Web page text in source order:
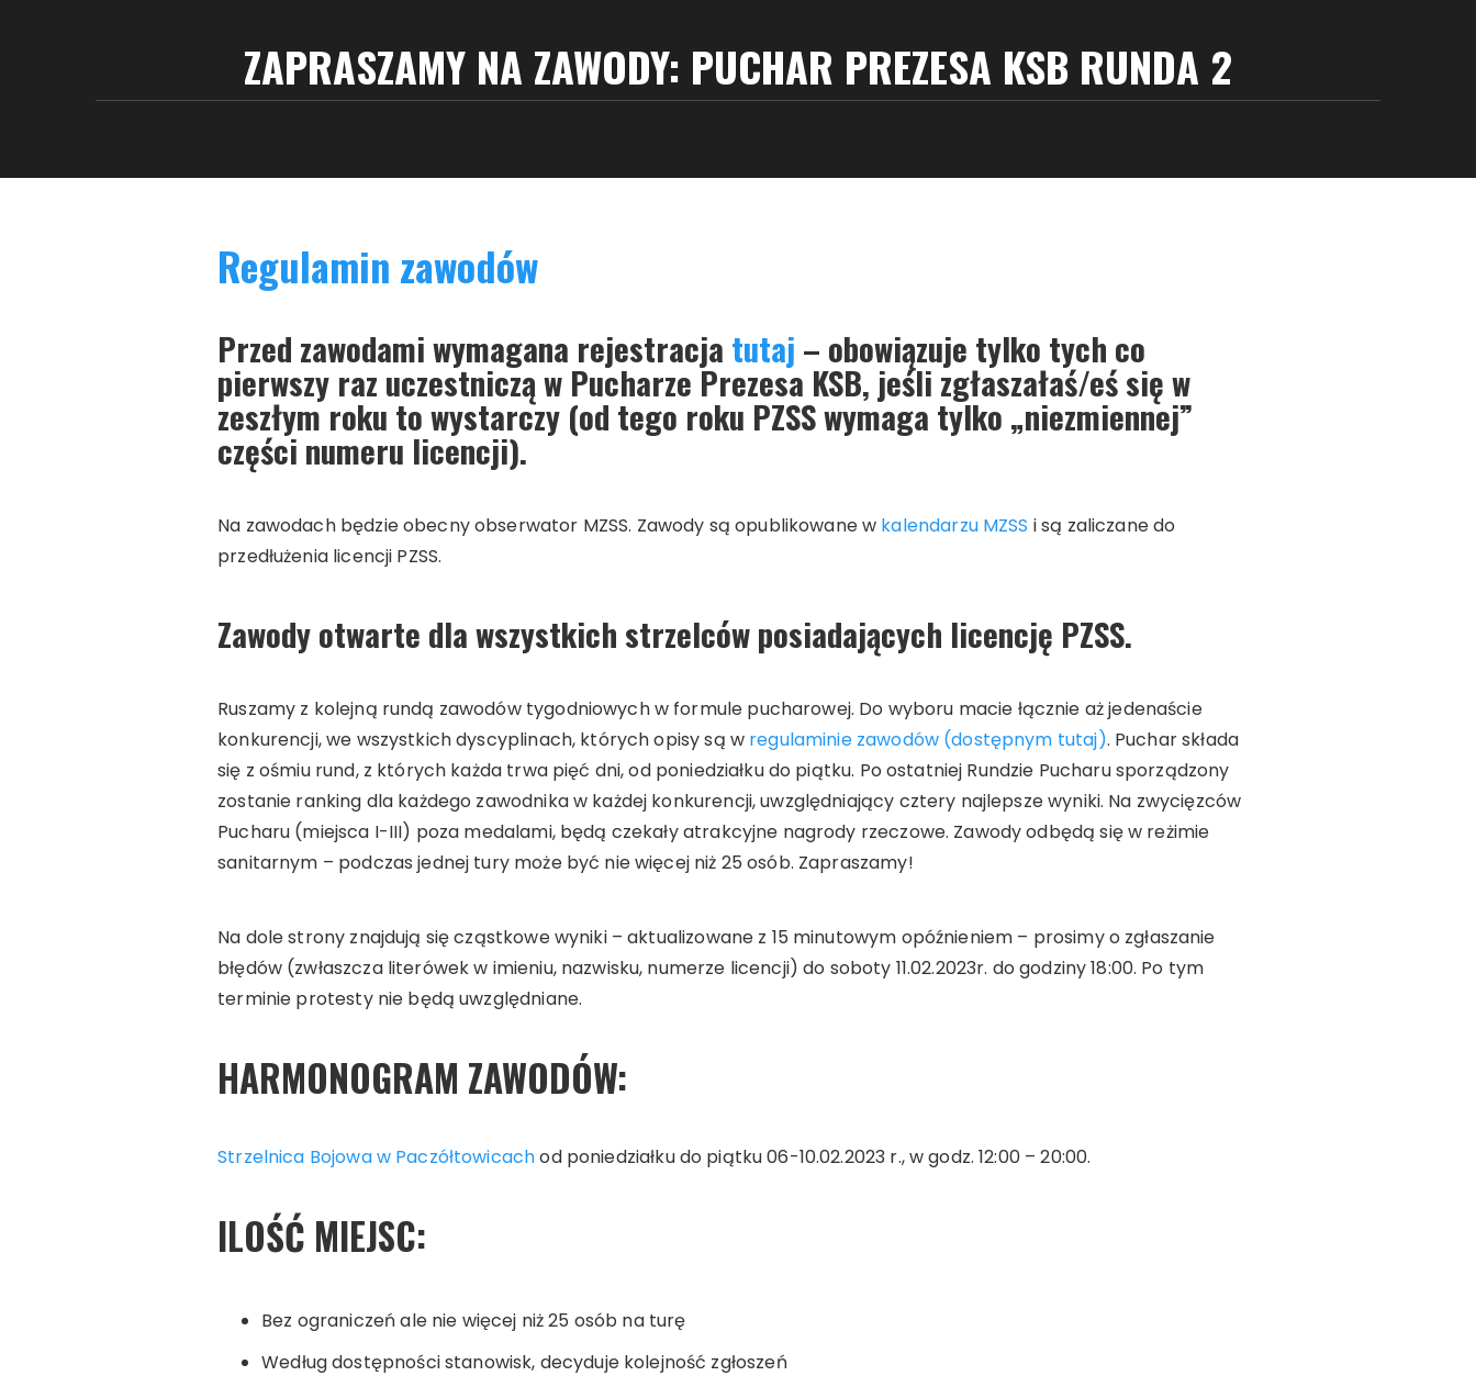
ZAPRASZAMY NA ZAWODY: PUCHAR PREZESA KSB RUNDA 2
Regulamin zawodów
Przed zawodami wymagana rejestracja tutaj – obowiązuje tylko tych co
pierwszy raz uczestniczą w Pucharze Prezesa KSB, jeśli zgłaszałaś/eś się w
zeszłym roku to wystarczy (od tego roku PZSS wymaga tylko „niezmiennej”
części numeru licencji).
Na zawodach będzie obecny obserwator MZSS. Zawody są opublikowane w kalendarzu MZSS i są zaliczane do
przedłużenia licencji PZSS.
Zawody otwarte dla wszystkich strzelców posiadających licencję PZSS.
Ruszamy z kolejną rundą zawodów tygodniowych w formule pucharowej. Do wyboru macie łącznie aż jedenaście
konkurencji, we wszystkich dyscyplinach, których opisy są w regulaminie zawodów (dostępnym tutaj). Puchar składa
się z ośmiu rund, z których każda trwa pięć dni, od poniedziałku do piątku. Po ostatniej Rundzie Pucharu sporządzony
zostanie ranking dla każdego zawodnika w każdej konkurencji, uwzględniający cztery najlepsze wyniki. Na zwycięzców
Pucharu (miejsca I-III) poza medalami, będą czekały atrakcyjne nagrody rzeczowe. Zawody odbędą się w reżimie
sanitarnym – podczas jednej tury może być nie więcej niż 25 osób. Zapraszamy!
Na dole strony znajdują się cząstkowe wyniki – aktualizowane z 15 minutowym opóźnieniem – prosimy o zgłaszanie
błędów (zwłaszcza literówek w imieniu, nazwisku, numerze licencji) do soboty 11.02.2023r. do godziny 18:00. Po tym
terminie protesty nie będą uwzględniane.
HARMONOGRAM ZAWODÓW:
Strzelnica Bojowa w Paczółtowicachod poniedziałku do piątku 06-10.02.2023 r., w godz. 12:00 – 20:00.
ILOŚĆ MIEJSC:
Bez ograniczeń ale nie więcej niż 25 osób na turę
Według dostępności stanowisk, decyduje kolejność zgłoszeń